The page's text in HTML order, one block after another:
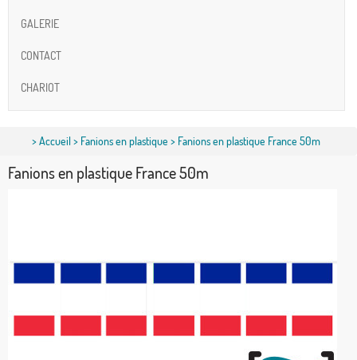
GALERIE
CONTACT
CHARIOT
>Accueil> Fanions en plastique > Fanions en plastique France 50m
Fanions en plastique France 50m